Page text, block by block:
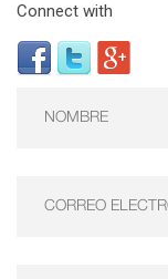
Connect with